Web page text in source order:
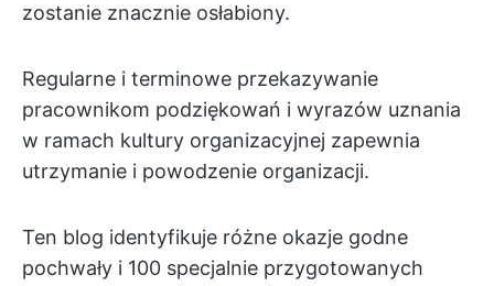
zostanie znacznie osłabiony.
Regularne i terminowe przekazywanie
pracownikom podziękowań i wyrazów uznania
w ramach kultury organizacyjnej zapewnia
utrzymanie i powodzenie organizacji.
Ten blog identyfikuje różne okazje godne
pochwały i 100 specjalnie przygotowanych